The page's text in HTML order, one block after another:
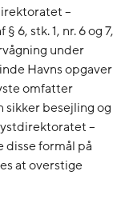
–
6, stk. 1, nr. 6 og 7,
under
Havns opgaver
omfatter
sikker besejling og
–
disse formål på
at overstige